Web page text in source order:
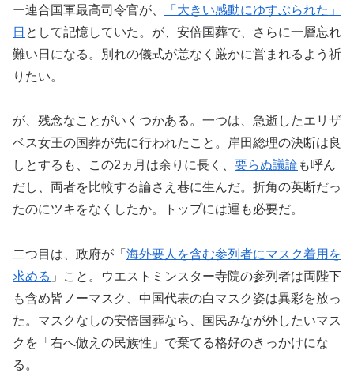
ー連合国軍最高司令官が、
「大きい感動にゆすぶられた」
日 として記憶していた。が、安倍国葬で、さらに一層忘れ
難い日になる。別れの儀式が恙なく厳かに営まれるよう祈
りたい。
が、残念なことがいくつかある。一つは、急逝したエリザ
ベス女王の国葬が先に行われたこと。岸田総理の決断は良
しとするも、この2ヵ月は余りに長く、 要らぬ議論も呼ん
だし、両者を比較する論さえ巷に生んだ。折角の英断だっ
たのにツキをなくしたか。トップには運も必要だ。
二つ目は、政府が「 海外要人を含む参列者にマスク着用を
求める 」こと。ウエストミンスター寺院の参列者は両陛下
も含め皆ノーマスク、中国代表の白マスク姿は異彩を放っ
た。マスクなしの安倍国葬なら、国民みなが外したいマス
クを「右へ倣えの民族性」で棄てる格好のきっかけにな
る。